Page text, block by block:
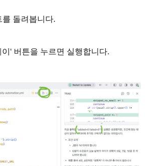
돌려봅니다.
' 버튼을 누르면 실행합니다.